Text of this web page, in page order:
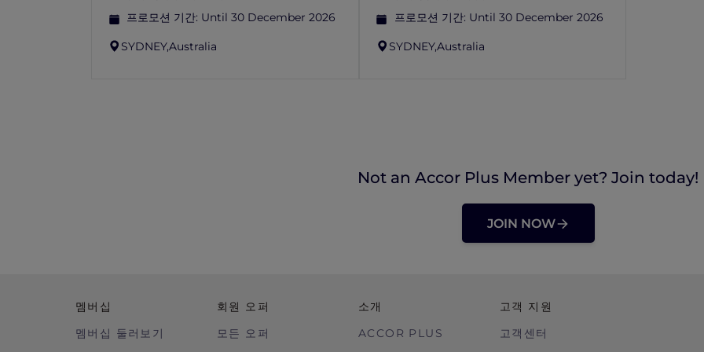
프로모션 기간: Until 30 December 2026
SYDNEY,Australia
프로모션 기간: Until 30 December 2026
SYDNEY,Australia
Not an Accor Plus Member yet? Join today!
JOIN NOW
멤버십
멤버십 둘러보기
회원 오퍼
모든 오퍼
소개
ACCOR PLUS
고객 지원
고객센터